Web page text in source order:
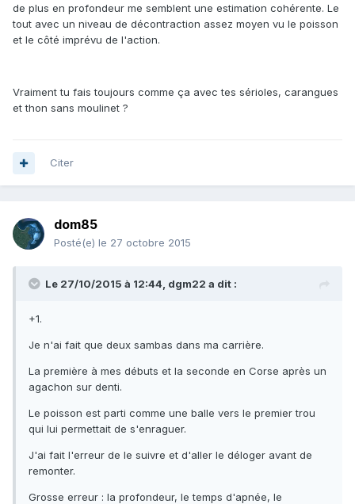
de plus en profondeur me semblent une estimation cohérente. Le
tout avec un niveau de décontraction assez moyen vu le poisson
et le côté imprévu de l'action.
Vraiment tu fais toujours comme ça avec tes sérioles, carangues
et thon sans moulinet ?
Citer
dom85
Posté(e) le 27 octobre 2015
Le 27/10/2015 à 12:44, dgm22 a dit :
+1.
Je n'ai fait que deux sambas dans ma carrière.
La première à mes débuts et la seconde en Corse après un
agachon sur denti.
Le poisson est parti comme une balle vers le premier trou
qui lui permettait de s'enraguer.
J'ai fait l'erreur de le suivre et d'aller le déloger avant de
remonter.
Grosse erreur : la profondeur, le temps d'apnée, le